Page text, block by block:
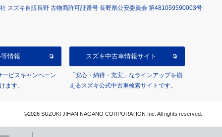
スズキ自販長野 古物商許可証番号 長野県公安委員会 第481059590003号
情報
ービスキャンペーン
ます。
スズキ中古車情報サイト
「安心・納得・充実」なラインアップを揃
えるスズキ公式中古車検索サイトです。
©2026 SUZUKI JIHAN NAGANO CORPORATION Inc. All rights reserved.